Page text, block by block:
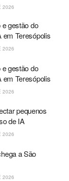
2026
gestão do
em Teresópolis
2026
gestão do
em Teresópolis
2026
pequenos
de IA
2026
a São
2026